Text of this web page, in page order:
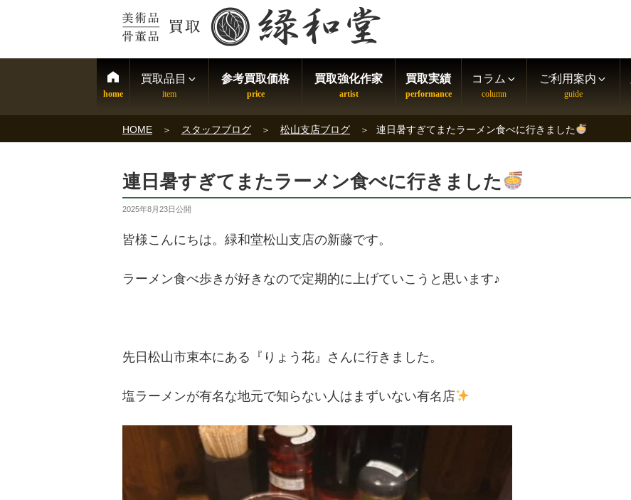
買取品目 参考買取価格 買取強化作家 買取実績 コラム ご利用案内
HOME スタッフブログ 松山支店ブログ 連日暑すぎてまたラーメン食べに行きました
連日暑すぎてまたラーメン食べに行きました
2025年8月23日公開
皆様こんにちは。緑和堂松山支店の新藤です。
ラーメン食べ歩きが好きなので定期的に上げていこうと思います♪
先日松山市束本にある『りょう花』さんに行きました。
塩ラーメンが有名な地元で知らない人はまずいない有名店